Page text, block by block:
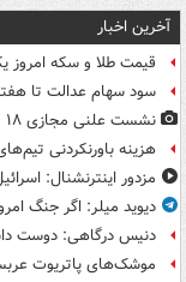
آخرین اخبار
قیمت طلا و سکه امروز یکشنبه ۱۸
سود سهام عدالت تا
نشست علنی مجازی ۱۸ مرداد ماه مجلس
هزینه باورنکردنی
مزدور اینترنشنال:
دیوید میلر: اگر جنگ
دنیس درگاهی: دوست
موشک‌های پاتریوت